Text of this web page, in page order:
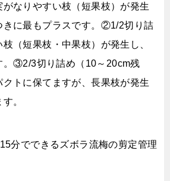
なりやすい枝（短果枝）が発生
きに最もプラスです。②1/2切り詰
（短果枝・中果枝）が発生し、
。③2/3切り詰め（10～20cm残
トに保てますが、長果枝が発生
。
分でできるズボラ流梅の剪定管理